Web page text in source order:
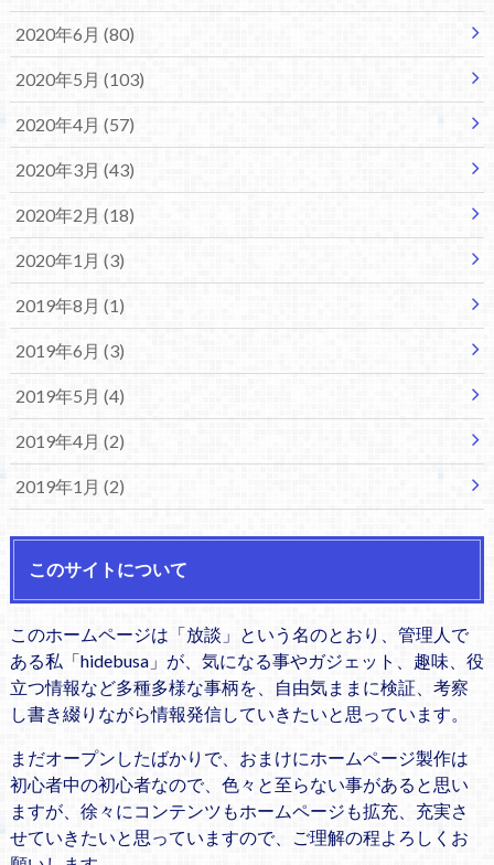
2020年6月 (80)
2020年5月 (103)
2020年4月 (57)
2020年3月 (43)
2020年2月 (18)
2020年1月 (3)
2019年8月 (1)
2019年6月 (3)
2019年5月 (4)
2019年4月 (2)
2019年1月 (2)
このサイトについて
このホームページは「放談」という名のとおり、管理人で
ある私「hidebusa」が、気になる事やガジェット、趣味、役
立つ情報など多種多様な事柄を、自由気ままに検証、考察
し書き綴りながら情報発信していきたいと思っています。
まだオープンしたばかりで、おまけにホームページ製作は
初心者中の初心者なので、色々と至らない事があると思い
ますが、徐々にコンテンツもホームページも拡充、充実さ
せていきたいと思っていますので、ご理解の程よろしくお